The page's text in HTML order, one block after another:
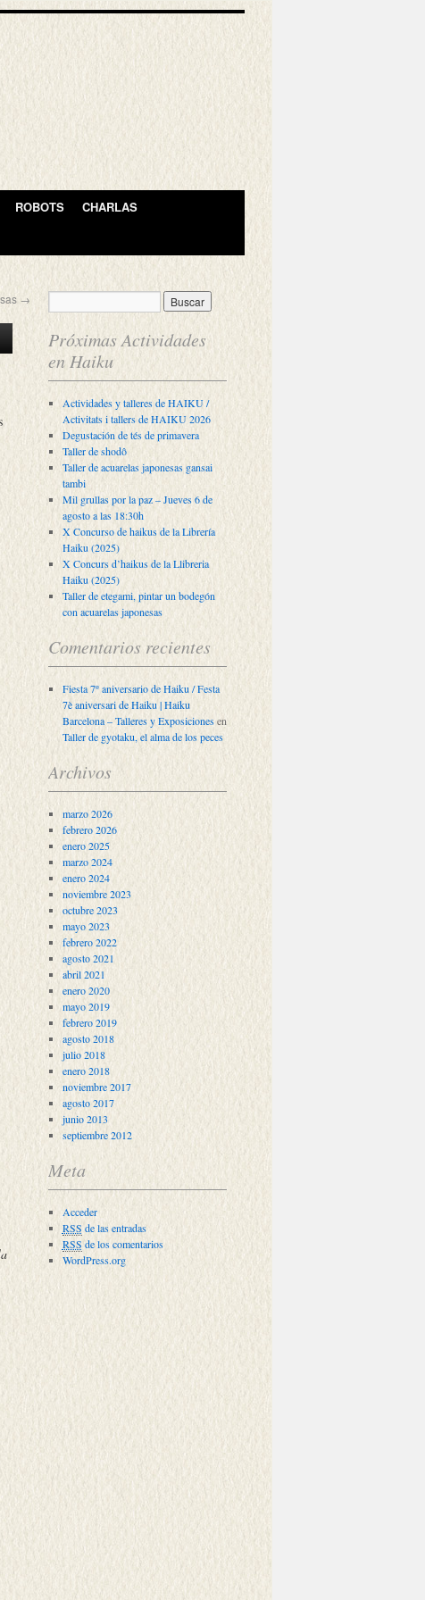
ROBOTS
CHARLAS
→
Próximas Actividades
en Haiku
Actividades y talleres de HAIKU /
Activitats i tallers de HAIKU 2026
Degustación de tés de primavera
Taller de shodô
Taller de acuarelas japonesas gansai
tambi
Mil grullas por la paz – Jueves 6 de
agosto a las 18:30h
X Concurso de haikus de la Librería
Haiku (2025)
X Concurs d’haikus de la Llibreria
Haiku (2025)
Taller de etegami, pintar un bodegón
con acuarelas japonesas
Comentarios recientes
Fiesta 7º aniversario de Haiku / Festa
7è aniversari de Haiku | Haiku
Barcelona – Talleres y Exposicionesen
Taller de gyotaku, el alma de los peces
Archivos
marzo 2026
febrero 2026
enero 2025
marzo 2024
enero 2024
noviembre 2023
octubre 2023
mayo 2023
febrero 2022
agosto 2021
abril 2021
enero 2020
mayo 2019
febrero 2019
agosto 2018
julio 2018
enero 2018
noviembre 2017
agosto 2017
junio 2013
septiembre 2012
Meta
Acceder
RSS de las entradas
RSS de los comentarios
WordPress.org